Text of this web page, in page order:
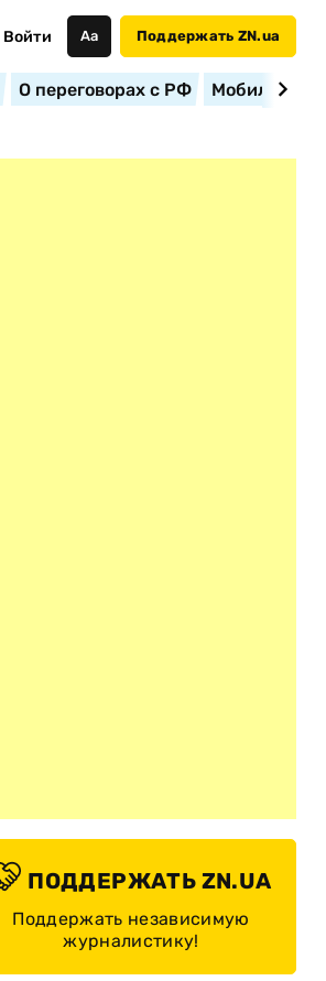
Войти Аа Поддержать ZN.ua
О переговорах с РФ
ПОДДЕРЖАТЬ ZN.UA
Поддержать независимую
журналистику!